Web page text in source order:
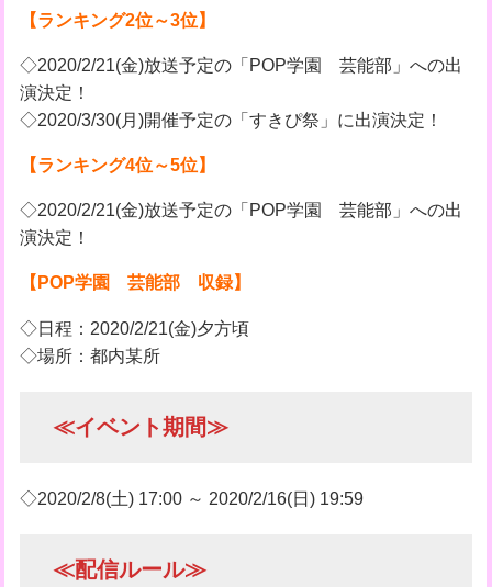
【ランキング2位～3位】
◇2020/2/21(金)放送予定の「POP学園 芸能部」への出
演決定！
◇2020/3/30(月)開催予定の「すきぴ祭」に出演決定！
【ランキング4位～5位】
◇2020/2/21(金)放送予定の「POP学園 芸能部」への出
演決定！
【POP学園 芸能部 収録】
◇日程：2020/2/21(金)夕方頃
◇場所：都内某所
≪イベント期間≫
◇2020/2/8(土) 17:00 ～ 2020/2/16(日) 19:59
≪配信ルール≫